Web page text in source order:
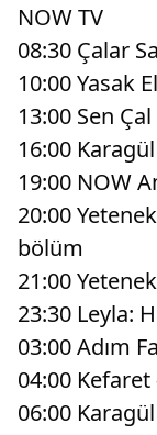
NOW TV
08:30 Çalar
10:00 Yasak
13:00 Sen
16:00
19:00 NOW
20:00
bölüm
21:00
23:30 Leyla:
03:00 Adım
04:00 Kefaret
06:00